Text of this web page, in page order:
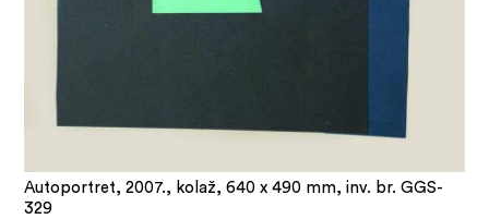
Autoportret, 2007., kolaž, 640 x 490 mm, inv. br. GGS-
329